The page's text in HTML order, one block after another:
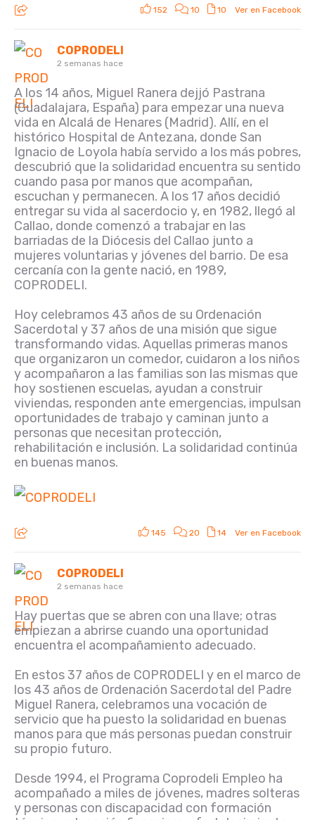
152 10 10 Ver en Facebook
COPRODELI
2 semanas hace
A los 14 años, Miguel Ranera dejjó Pastrana
(Guadalajara, España) para empezar una nueva
vida en Alcalá de Henares (Madrid). Allí, en el
histórico Hospital de Antezana, donde San
Ignacio de Loyola había servido a los más pobres,
descubrió que la solidaridad encuentra su sentido
cuando pasa por manos que acompañan,
escuchan y permanecen. A los 17 años decidió
entregar su vida al sacerdocio y, en 1982, llegó al
Callao, donde comenzó a trabajar en las
barriadas de la Diócesis del Callao junto a
mujeres voluntarias y jóvenes del barrio. De esa
cercanía con la gente nació, en 1989,
COPRODELI.
Hoy celebramos 43 años de su Ordenación
Sacerdotal y 37 años de una misión que sigue
transformando vidas. Aquellas primeras manos
que organizaron un comedor, cuidaron a los niños
y acompañaron a las familias son las mismas que
hoy sostienen escuelas, ayudan a construir
viviendas, responden ante emergencias, impulsan
oportunidades de trabajo y caminan junto a
personas que necesitan protección,
rehabilitación e inclusión. La solidaridad continúa
en buenas manos.
145 20 14 Ver en Facebook
COPRODELI
2 semanas hace
Hay puertas que se abren con una llave; otras
empiezan a abrirse cuando una oportunidad
encuentra el acompañamiento adecuado.
En estos 37 años de COPRODELI y en el marco de
los 43 años de Ordenación Sacerdotal del Padre
Miguel Ranera, celebramos una vocación de
servicio que ha puesto la solidaridad en buenas
manos para que más personas puedan construir
su propio futuro.
Desde 1994, el Programa Coprodeli Empleo ha
acompañado a miles de jóvenes, madres solteras
y personas con discapacidad con formación